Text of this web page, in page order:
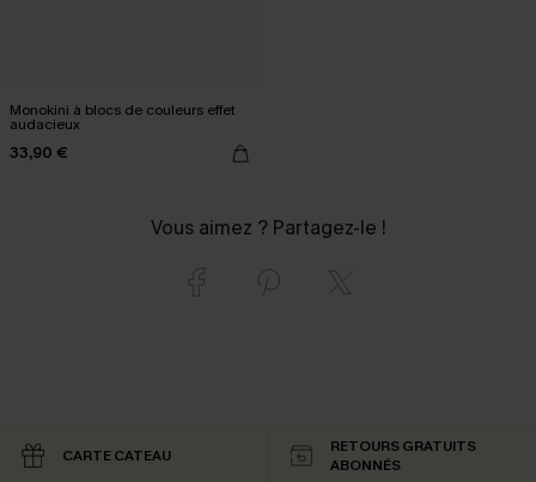
Monokini à blocs de couleurs effet
audacieux
33,90 €
Vous aimez ? Partagez-le !
CARTE CATEAU
RETOURS GRATUITS
ABONNÉS